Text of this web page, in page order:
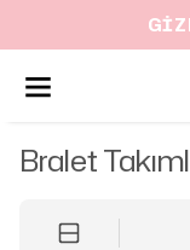
Bralet